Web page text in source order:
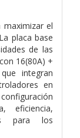
maximizar el
placa base
de las
16(80A) +
integran
en
eficiencia,
para los